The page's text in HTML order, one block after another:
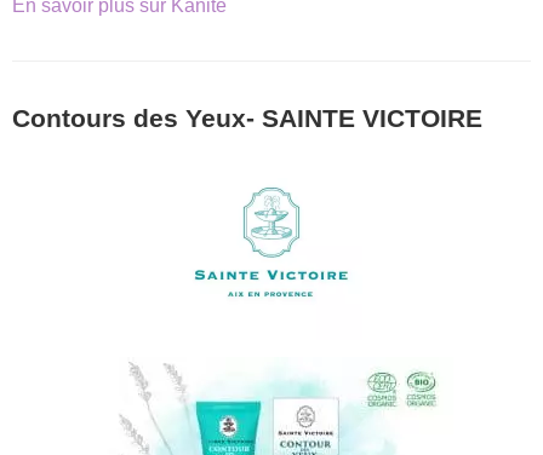
En savoir plus sur Kanité
Contours des Yeux- SAINTE VICTOIRE